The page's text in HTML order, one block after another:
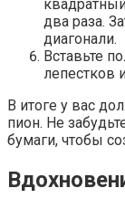
два раза.
диагонали.
Вставьте
лепестков
В итоге у вас
пион. Не
бумаги, чтобы